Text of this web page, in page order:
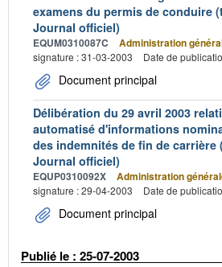
examens du permis de conduire
Journal officiel)
EQUM0310087C Administration
signature : 31-03-2003
Date de
Document principal
Délibération du 29 avril 2003
automatisé d'informations
des indemnités de fin de carrière
Journal officiel)
EQUP0310092X Administration
signature : 29-04-2003
Date de
Document principal
Publié le : 25-07-2003